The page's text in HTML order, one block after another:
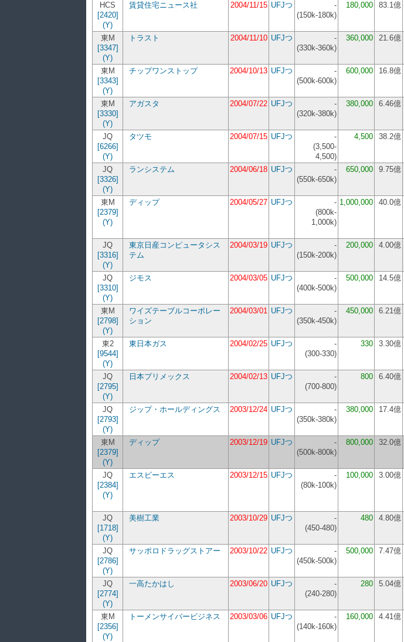
HCS
[2420]
(Y)
賃貸住宅ニュース社 2004/11/15 UFJつ
-
(150k-180k)
180,000 83.1億
東M
[3347]
(Y)
トラスト 2004/11/10 UFJつ
-
(330k-360k)
360,000 21.6億
東M
[3343]
(Y)
チップワンストップ 2004/10/13 UFJつ
-
(500k-600k)
600,000 16.8億
東M
[3330]
(Y)
アガスタ 2004/07/22 UFJつ
-
(320k-380k)
380,000 6.46億
JQ
[6266]
(Y)
タツモ 2004/07/15 UFJつ
-
(3,500-
4,500)
4,500 38.2億
JQ
[3326]
(Y)
ランシステム 2004/06/18 UFJつ
-
(550k-650k)
650,000 9.75億
東M
[2379]
(Y)
ディップ 2004/05/27 UFJつ
-
(800k-
1,000k)
1,000,000 40.0億
JQ
[3316]
(Y)
東京日産コンピュータシス
テム
2004/03/19 UFJつ
-
(150k-200k)
200,000 4.00億
JQ
[3310]
(Y)
ジモス 2004/03/05 UFJつ
-
(400k-500k)
500,000 14.5億
東M
[2798]
(Y)
ワイズテーブルコーポレー
ション
2004/03/01 UFJつ
-
(350k-450k)
450,000 6.21億
東2
[9544]
(Y)
東日本ガス 2004/02/25 UFJつ
-
(300-330)
330 3.30億
JQ
[2795]
(Y)
日本プリメックス 2004/02/13 UFJつ
-
(700-800)
800 6.40億
JQ
[2793]
(Y)
ジップ・ホールディングス 2003/12/24 UFJつ
-
(350k-380k)
380,000 17.4億
東M
[2379]
(Y)
ディップ 2003/12/19 UFJつ
-
(500k-800k)
800,000 32.0億
JQ
[2384]
(Y)
エスビーエス 2003/12/15 UFJつ
-
(80k-100k)
100,000 3.00億
JQ
[1718]
(Y)
美樹工業 2003/10/29 UFJつ
-
(450-480)
480 4.80億
JQ
[2786]
(Y)
サッポロドラッグストアー 2003/10/22 UFJつ
-
(450k-500k)
500,000 7.47億
JQ
[2774]
(Y)
一高たかはし 2003/06/20 UFJつ
-
(240-280)
280 5.04億
東M
[2356]
(Y)
トーメンサイバービジネス 2003/03/06 UFJつ
-
(140k-160k)
160,000 4.41億